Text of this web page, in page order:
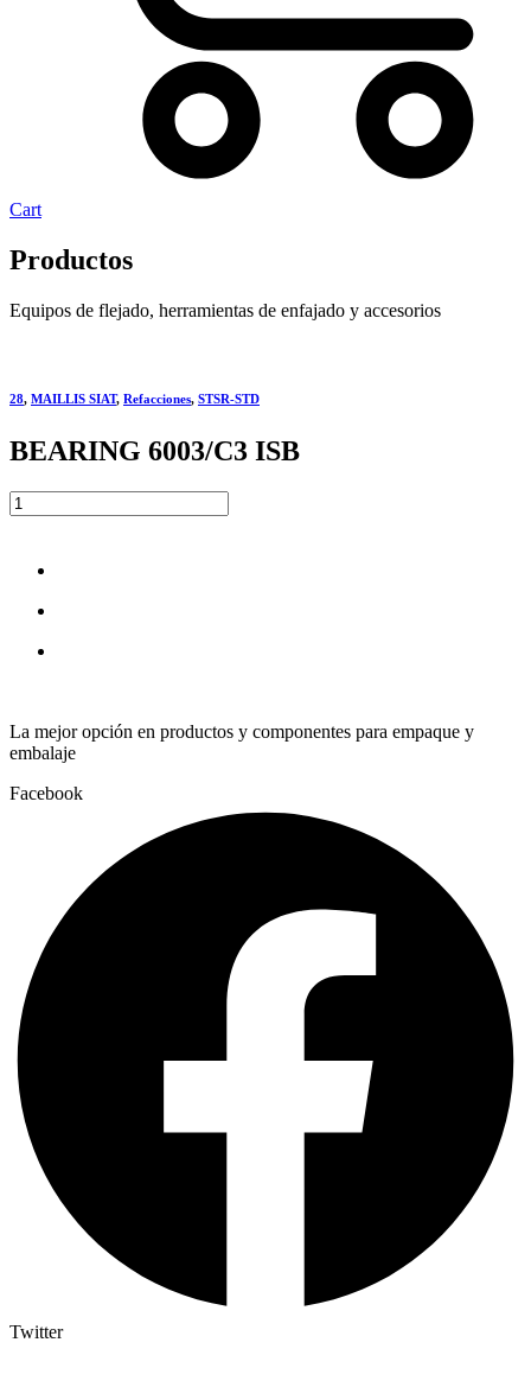
Cart
Productos
Equipos de flejado, herramientas de enfajado y accesorios
28, MAILLIS SIAT, Refacciones, STSR-STD
BEARING 6003/C3 ISB
BEARING
6003/C3
quantity
La mejor opción en productos y componentes para empaque y
embalaje
Facebook
Twitter